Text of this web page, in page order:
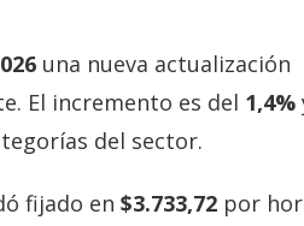
una nueva actualización
El incremento es del 1,4%
del sector.
fijado en $3.733,72 por